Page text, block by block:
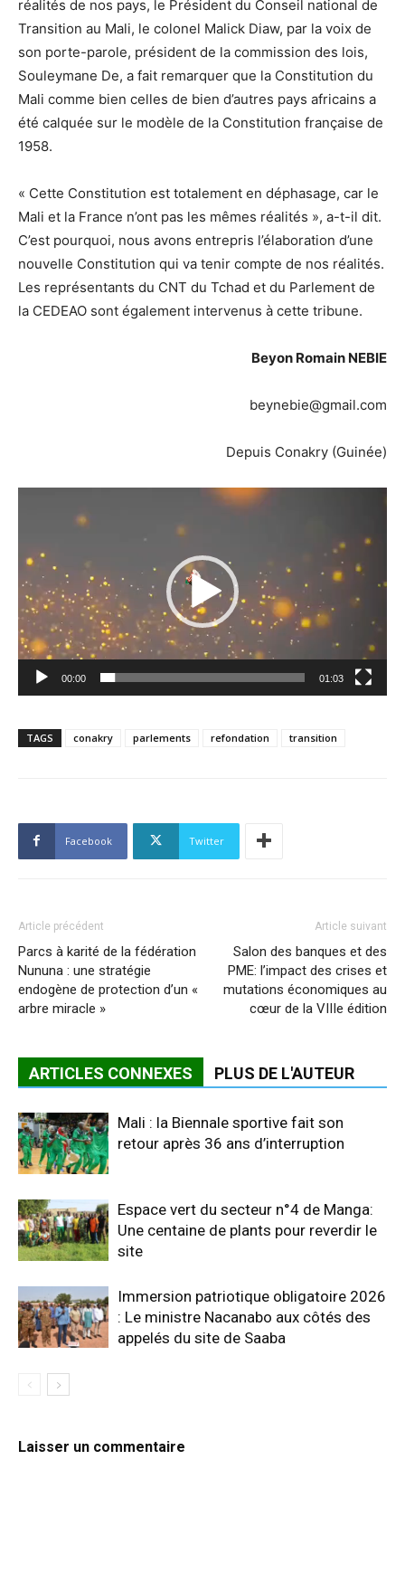
réalités de nos pays, le Président du Conseil national de
Transition au Mali, le colonel Malick Diaw, par la voix de
son porte-parole, président de la commission des lois,
Souleymane De, a fait remarquer que la Constitution du
Mali comme bien celles de bien d’autres pays africains a
été calquée sur le modèle de la Constitution française de
1958.
« Cette Constitution est totalement en déphasage, car le
Mali et la France n’ont pas les mêmes réalités », a-t-il dit.
C’est pourquoi, nous avons entrepris l’élaboration d’une
nouvelle Constitution qui va tenir compte de nos réalités.
Les représentants du CNT du Tchad et du Parlement de
la CEDEAO sont également intervenus à cette tribune.
Beyon Romain NEBIE
beynebie@gmail.com
Depuis Conakry (Guinée)
Lecteur
00:00 01:03
TAGS conakry parlements refondation transition
Facebook Twitter
Article précédent
Parcs à karité de la fédération
Nununa : une stratégie
endogène de protection d’un «
arbre miracle »
Article suivant
Salon des banques et des
PME: l’impact des crises et
mutations économiques au
cœur de la VIIIe édition
ARTICLES CONNEXES PLUS DE L'AUTEUR
Mali : la Biennale sportive fait son
retour après 36 ans d’interruption
Espace vert du secteur n°4 de Manga:
Une centaine de plants pour reverdir le
site
Immersion patriotique obligatoire 2026
: Le ministre Nacanabo aux côtés des
appelés du site de Saaba
Laisser un commentaire